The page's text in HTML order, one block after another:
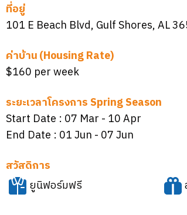
ที่อยู่
101 E Beach Blvd, Gulf Shores, AL
ค่าบ้าน (Housing Rate)
$160 per week
ระยะเวลาโครงการ Spring Season
Start Date : 07 Mar - 10 Apr
End Date : 01 Jun - 07 Jun
สวัสดิการ
ยูนิฟอร์มฟรี